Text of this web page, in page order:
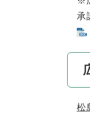
承
松